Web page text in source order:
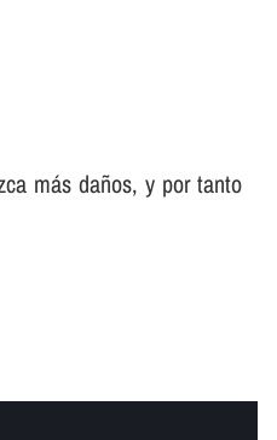
más daños, y por tanto